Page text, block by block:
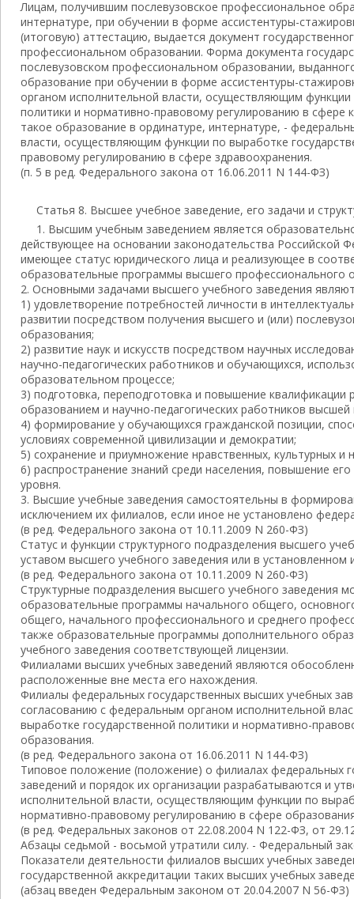
Лицам, получившим послевузовское профессиональное
интернатуре, при обучении в форме ассистентуры-
(итоговую) аттестацию, выдается документ
профессиональном образовании. Форма документа
послевузовском профессиональном образовании,
образование при обучении в форме ассистентуры-
органом исполнительной власти, осуществляющим
политики и нормативно-правовому регулированию в сфере
такое образование в ординатуре, интернатуре, -
власти, осуществляющим функции по выработке
правовому регулированию в сфере здравоохранения.
(п. 5 в ред. Федерального закона от 16.06.2011 N 144-ФЗ)
Статья 8. Высшее учебное заведение, его задачи и
1. Высшим учебным заведением является
действующее на основании законодательства Российской
имеющее статус юридического лица и реализующее в
образовательные программы высшего профессионального
2. Основными задачами высшего учебного заведения
1) удовлетворение потребностей личности в
развитии посредством получения высшего и (или)
образования;
2) развитие наук и искусств посредством научных
научно-педагогических работников и обучающихся,
образовательном процессе;
3) подготовка, переподготовка и повышение
образованием и научно-педагогических работников высшей
4) формирование у обучающихся гражданской позиции,
условиях современной цивилизации и демократии;
5) сохранение и приумножение нравственных, культурных и
6) распространение знаний среди населения, повышение
уровня.
3. Высшие учебные заведения самостоятельны в
исключением их филиалов, если иное не установлено
(в ред. Федерального закона от 10.11.2009 N 260-ФЗ)
Статус и функции структурного подразделения высшего
уставом высшего учебного заведения или в установленном
(в ред. Федерального закона от 10.11.2009 N 260-ФЗ)
Структурные подразделения высшего учебного заведения
образовательные программы начального общего,
общего, начального профессионального и среднего
также образовательные программы дополнительного
учебного заведения соответствующей лицензии.
Филиалами высших учебных заведений являются
расположенные вне места его нахождения.
Филиалы федеральных государственных высших учебных
согласованию с федеральным органом исполнительной
выработке государственной политики и нормативно-
образования.
(в ред. Федерального закона от 16.06.2011 N 144-ФЗ)
Типовое положение (положение) о филиалах федеральных
заведений и порядок их организации разрабатываются и
исполнительной власти, осуществляющим функции по
нормативно-правовому регулированию в сфере
(в ред. Федеральных законов от 22.08.2004 N 122-ФЗ, от
Абзацы седьмой - восьмой утратили силу. - Федеральный
Показатели деятельности филиалов высших учебных
государственной аккредитации таких высших учебных
(абзац введен Федеральным законом от 20.04.2007 N 56-ФЗ)